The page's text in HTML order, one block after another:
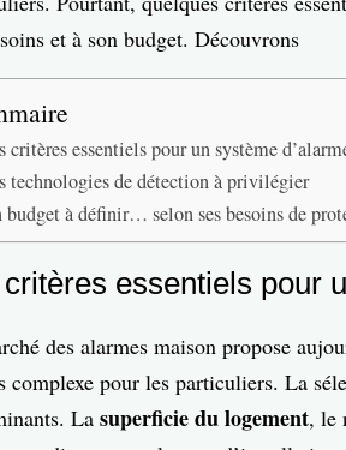
et à son budget. Découvrons
critères essentiels pour un système
technologies de détection à privilégier
budget à définir… selon ses besoins de
essentiels pour
des alarmes maison propose
complexe pour les particuliers. La
Lasuperficie du logement, le